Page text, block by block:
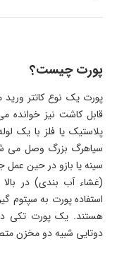
پورت چیست؟
پورت یک نوع کاتتر
قابل کاشت نیز
پلاستیک یا فلز با یک
سیاهرگ بزرگ وصل می
سینه یا بازو در حین
(غشاء آب بندی) در
استفاده پورت به سپتوم
هستند. یک پورت تکی
دوتایی شبیه دو مخزن